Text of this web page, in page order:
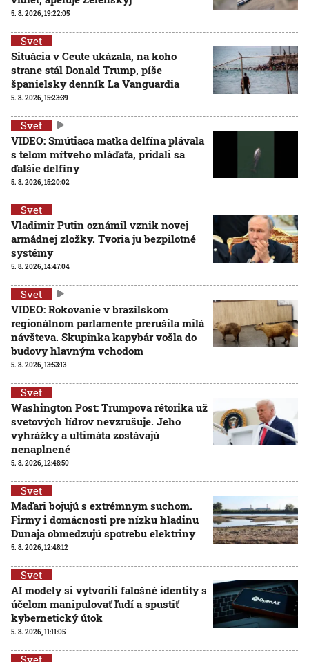
5. 8. 2026, 19:22:05
Svet
Situácia v Ceute ukázala, na koho
strane stál Donald Trump, píše
španielsky denník La Vanguardia
5. 8. 2026, 15:23:39
Svet
VIDEO: Smútiaca matka delfína plávala
s telom mŕtveho mláďaťa, pridali sa
ďalšie delfíny
5. 8. 2026, 15:20:02
Svet
Vladimir Putin oznámil vznik novej
armádnej zložky. Tvoria ju bezpilotné
systémy
5. 8. 2026, 14:47:04
Svet
VIDEO: Rokovanie v brazílskom
regionálnom parlamente prerušila milá
návšteva. Skupinka kapybár vošla do
budovy hlavným vchodom
5. 8. 2026, 13:53:13
Svet
Washington Post: Trumpova rétorika už
svetových lídrov nevzrušuje. Jeho
vyhrážky a ultimáta zostávajú
nenaplnené
5. 8. 2026, 12:48:50
Svet
Maďari bojujú s extrémnym suchom.
Firmy i domácnosti pre nízku hladinu
Dunaja obmedzujú spotrebu elektriny
5. 8. 2026, 12:48:12
Svet
AI modely si vytvorili falošné identity s
účelom manipulovať ľudí a spustiť
kybernetický útok
5. 8. 2026, 11:11:05
Svet